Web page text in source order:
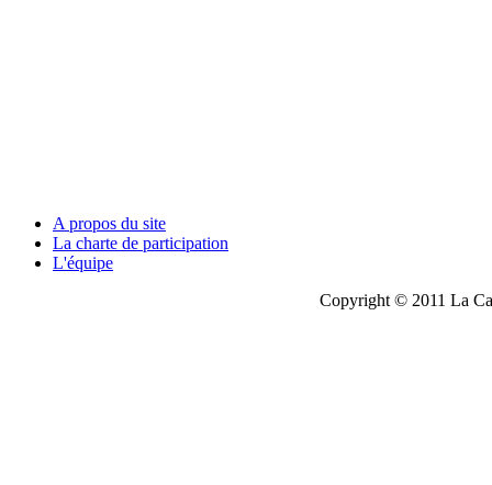
A propos du site
La charte de participation
L'équipe
Copyright © 2011 La